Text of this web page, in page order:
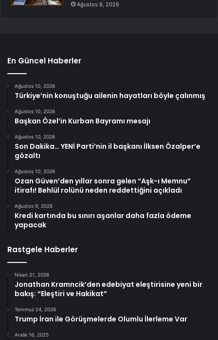
Ağustos 8, 2026
En Güncel Haberler
Ağustos 10, 2026
Türkiye’nin konuştuğu ailenin hayatları böyle çalınmış
Ağustos 10, 2026
Başkan Özel’in Kurban Bayramı mesajı
Ağustos 10, 2026
Son Dakika… YENİ Parti’nin il başkanı İlksen Özalper’e
gözaltı
Ağustos 10, 2026
Ozan Güven’den yıllar sonra gelen “Aşk-ı Memnu”
itirafı! Behlül rolünü neden reddettiğini açıkladı
Ağustos 9, 2026
Kredi kartında bu sınırı aşanlar daha fazla ödeme
yapacak
Rastgele Haberler
Nisan 21, 2026
Jonathan Kramncik’den edebiyat eleştirisine yeni bir
bakış: “Eleştiri ve Hakikat”
Temmuz 24, 2026
Trump İran ile Görüşmelerde Olumlu İlerleme Var
Aralık 16, 2025